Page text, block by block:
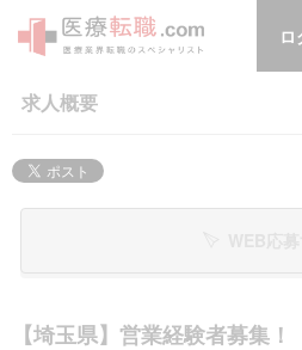
ロ
求人概要
【埼玉県】営業経験者募集